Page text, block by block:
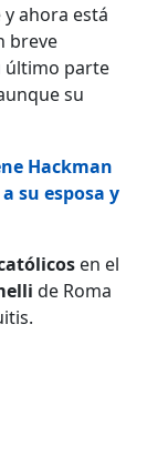
ahora está
breve
último parte
su
Hackman
su esposa y
en el
de Roma